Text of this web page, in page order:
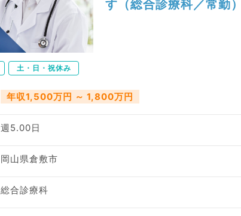
す（総合診療科／常勤）
土・日・祝休み
年収1,500万円 ～ 1,800万円
週5.00日
岡山県倉敷市
総合診療科